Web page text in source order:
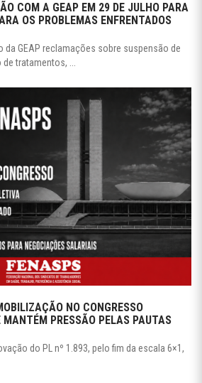
COM A GEAP EM 29 DE JULHO PARA
OS PROBLEMAS ENFRENTADOS
da GEAP reclamações sobre suspensão de
tratamentos, ...
NO CONGRESSO
PRESSÃO PELAS PAUTAS
do PL nº 1.893, pelo fim da escala 6×1,